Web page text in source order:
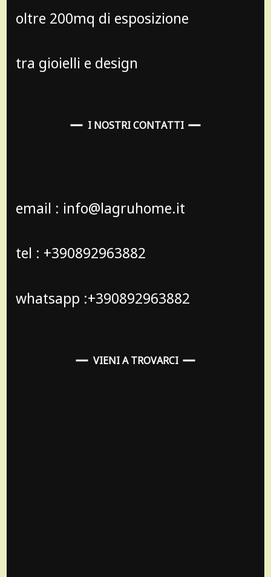
oltre 200mq di esposizione
tra gioielli e design
I NOSTRI CONTATTI
email : info@lagruhome.it
tel : +390892963882
whatsapp :+390892963882
VIENI A TROVARCI